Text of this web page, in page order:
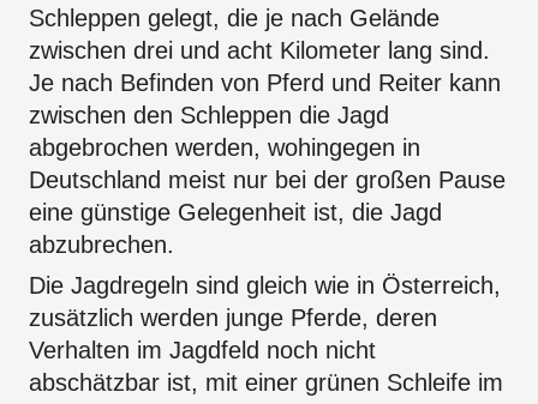
Schleppen gelegt, die je nach Gelände
zwischen drei und acht Kilometer lang sind.
Je nach Befinden von Pferd und Reiter kann
zwischen den Schleppen die Jagd
abgebrochen werden, wohingegen in
Deutschland meist nur bei der großen Pause
eine günstige Gelegenheit ist, die Jagd
abzubrechen.
Die Jagdregeln sind gleich wie in Österreich,
zusätzlich werden junge Pferde, deren
Verhalten im Jagdfeld noch nicht
abschätzbar ist, mit einer grünen Schleife im